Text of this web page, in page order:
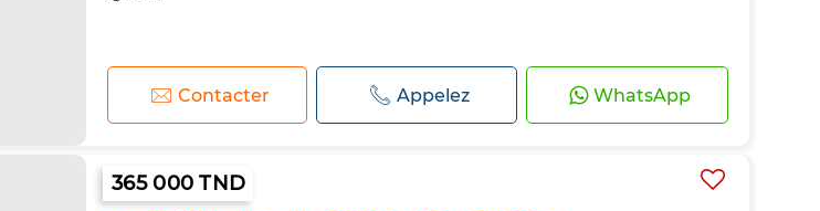
Contacter Appelez WhatsApp
365 000 TND